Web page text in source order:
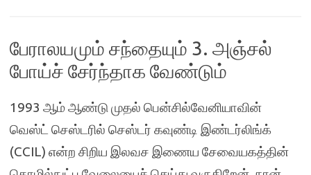
பேராலயமும் சந்தையும் 3. அஞ்சல்
போய்ச் சேர்ந்தாக வேண்டும்
1993 ஆம் ஆண்டு முதல் பென்சில்வேனியாவின்
வெஸ்ட் செஸ்டரில் செஸ்டர் கவுண்டி இண்டர்லிங்க்
(CCIL) என்ற சிறிய இலவச இணைய சேவையகத்தின்